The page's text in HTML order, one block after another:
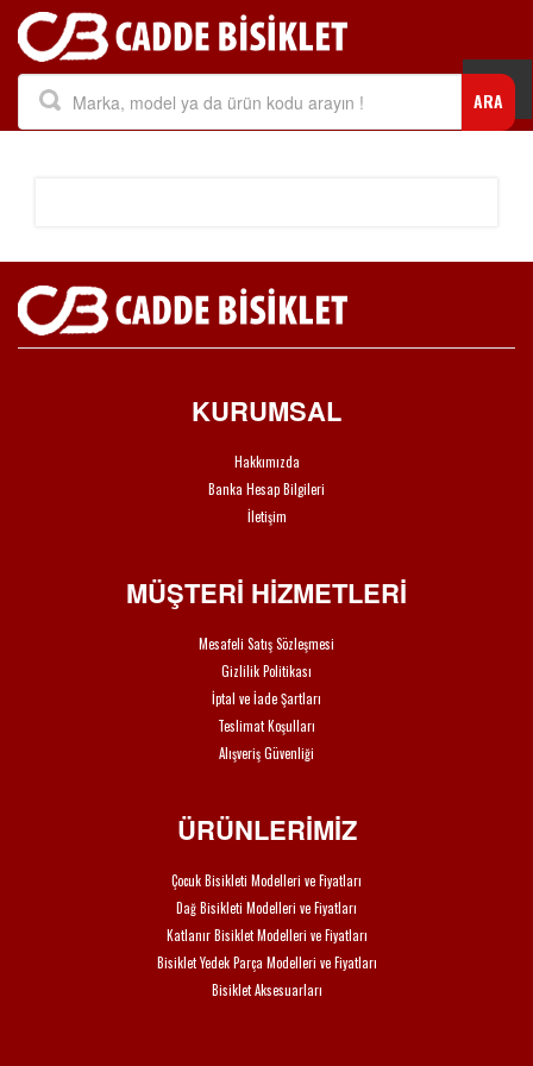
ARA
KURUMSAL
Hakkımızda
Banka Hesap Bilgileri
İletişim
MÜŞTERİ HİZMETLERİ
Mesafeli Satış Sözleşmesi
Gizlilik Politikası
İptal ve İade Şartları
Teslimat Koşulları
Alışveriş Güvenliği
ÜRÜNLERİMİZ
Çocuk Bisikleti Modelleri ve Fiyatları
Dağ Bisikleti Modelleri ve Fiyatları
Katlanır Bisiklet Modelleri ve Fiyatları
Bisiklet Yedek Parça Modelleri ve Fiyatları
Bisiklet Aksesuarları